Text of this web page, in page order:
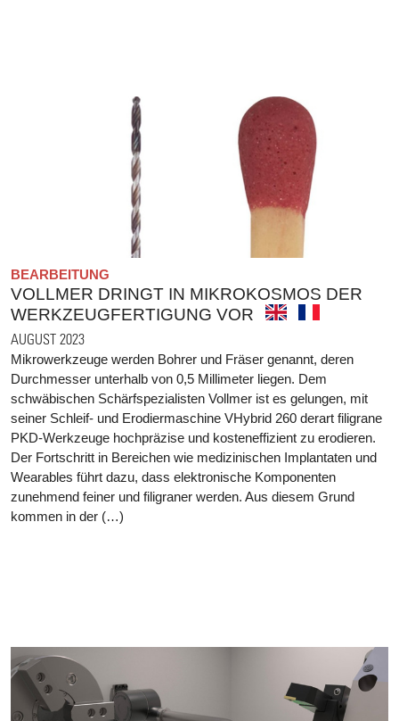
BEARBEITUNG
VOLLMER DRINGT IN MIKROKOSMOS DER
WERKZEUGFERTIGUNG VOR
AUGUST 2023
Mikrowerkzeuge werden Bohrer und Fräser genannt, deren
Durchmesser unterhalb von 0,5 Millimeter liegen. Dem
schwäbischen Schärfspezialisten Vollmer ist es gelungen, mit
seiner Schleif- und Erodiermaschine VHybrid 260 derart filigrane
PKD-Werkzeuge hochpräzise und kosteneffizient zu erodieren.
Der Fortschritt in Bereichen wie medizinischen Implantaten und
Wearables führt dazu, dass elektronische Komponenten
zunehmend feiner und filigraner werden. Aus diesem Grund
kommen in der (…)